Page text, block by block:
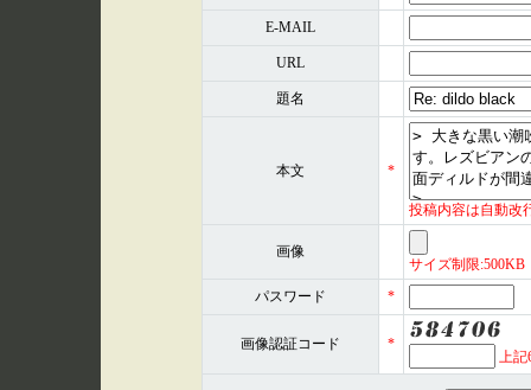
E-MAIL
URL
題名
本文 *
投稿内容は自動改
画像
サイズ制限
パスワード *
画像認証コード
*
上